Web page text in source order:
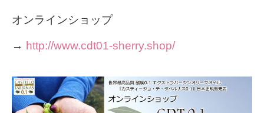
オンラインショップ
→ http://www.cdt01-sherry.shop/